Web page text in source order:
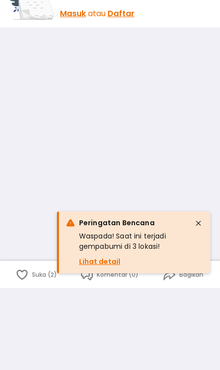
Masukatau Daftar
Suka (2) Komentar (0) Bagikan
Peringatan Bencana
Waspada! Saat ini terjadi
gempabumi di 3 lokasi!
Lihat detail